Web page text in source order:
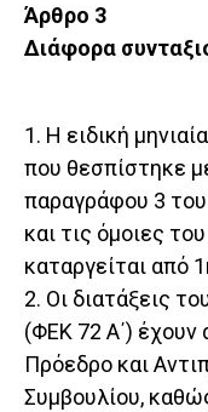
Άρθρο 3
Διάφορα
1. Η ειδική
που θεσπίστηκε
παραγράφου 3
και τις όμοιες
καταργείται από
2. Οι διατάξεις
(ΦΕΚ 72 Α΄) έχουν
Πρόεδρο και
Συμβουλίου,